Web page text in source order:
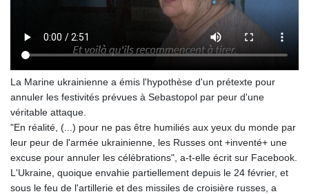
La Marine ukrainienne a émis l'hypothèse d'un prétexte pour
annuler les festivités prévues à Sebastopol par peur d'une
véritable attaque.
"En réalité, (...) pour ne pas être humiliés aux yeux du monde par
leur peur de l'armée ukrainienne, les Russes ont +inventé+ une
excuse pour annuler les célébrations", a-t-elle écrit sur Facebook.
L'Ukraine, quoique envahie partiellement depuis le 24 février, et
sous le feu de l'artillerie et des missiles de croisière russes, a